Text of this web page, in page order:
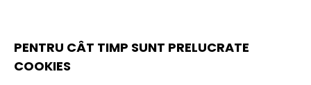
PENTRU CÂT TIMP SUNT PRELUCRATE
COOKIES